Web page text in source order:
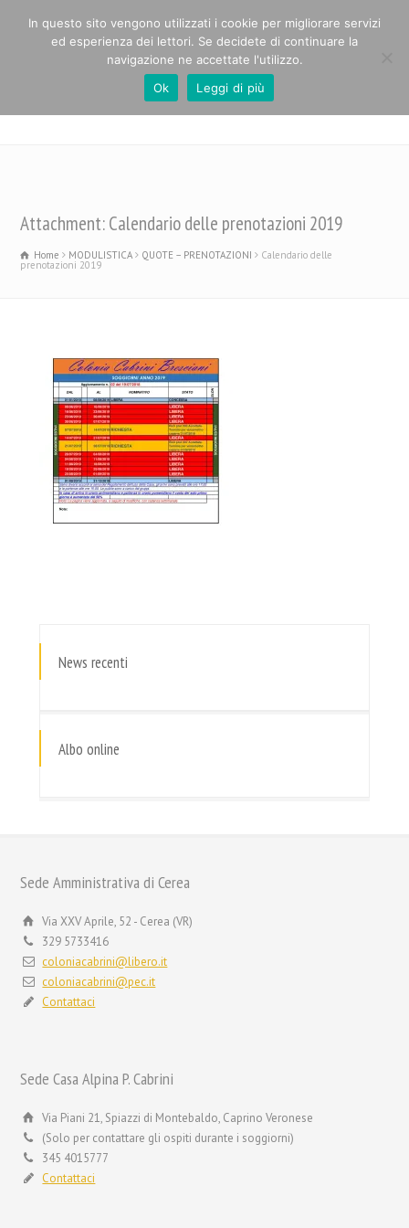
Casa Alpina Paolo Cabrini
Attachment: Calendario delle prenotazioni 2019
Home MODULISTICA QUOTE – PRENOTAZIONI Calendario delle
prenotazioni 2019
News recenti
Albo online
Sede Amministrativa di Cerea
Via XXV Aprile, 52 - Cerea (VR)
329 5733416
coloniacabrini@libero.it
coloniacabrini@pec.it
Contattaci
Sede Casa Alpina P. Cabrini
Via Piani 21, Spiazzi di Montebaldo, Caprino Veronese
(Solo per contattare gli ospiti durante i soggiorni)
345 4015777
Contattaci
In questo sito vengono utilizzati i cookie per migliorare servizi
ed esperienza dei lettori. Se decidete di continuare la
navigazione ne accettate l'utilizzo.
Ok
Leggi di più